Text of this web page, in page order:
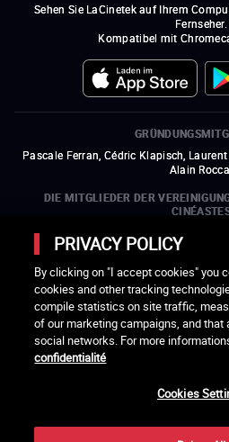
Sehen Sie LaCinetek auf Ihrem
Fernseher.
Kompatibel mit
Pascale Ferran, Cédric Klapisch,
Alain
DIE MITGLIEDER DER
Olivier Assayas, Bertrand Bonello, Michel
ARP), Rebecca Zlotowski und Mikael
DIE
CINÉMATHÈQUE DES
PRIVACY POLICY
By clicking on "I accept cookies" you
cookies and other tracking
compile statistics on site traffic,
of our marketing campaigns, and that
social networks. For more
confidentialité
Cookies